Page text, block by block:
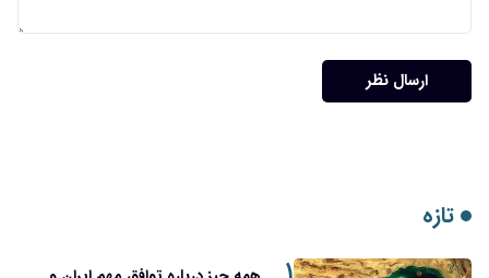
ارسال نظر
تازه